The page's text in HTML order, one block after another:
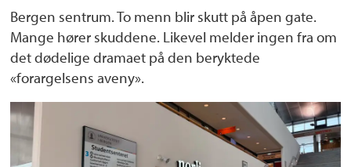
Bergen sentrum. To menn blir skutt på åpen gate.
Mange hører skuddene. Likevel melder ingen fra om
det dødelige dramaet på den beryktede
«forargelsens aveny».